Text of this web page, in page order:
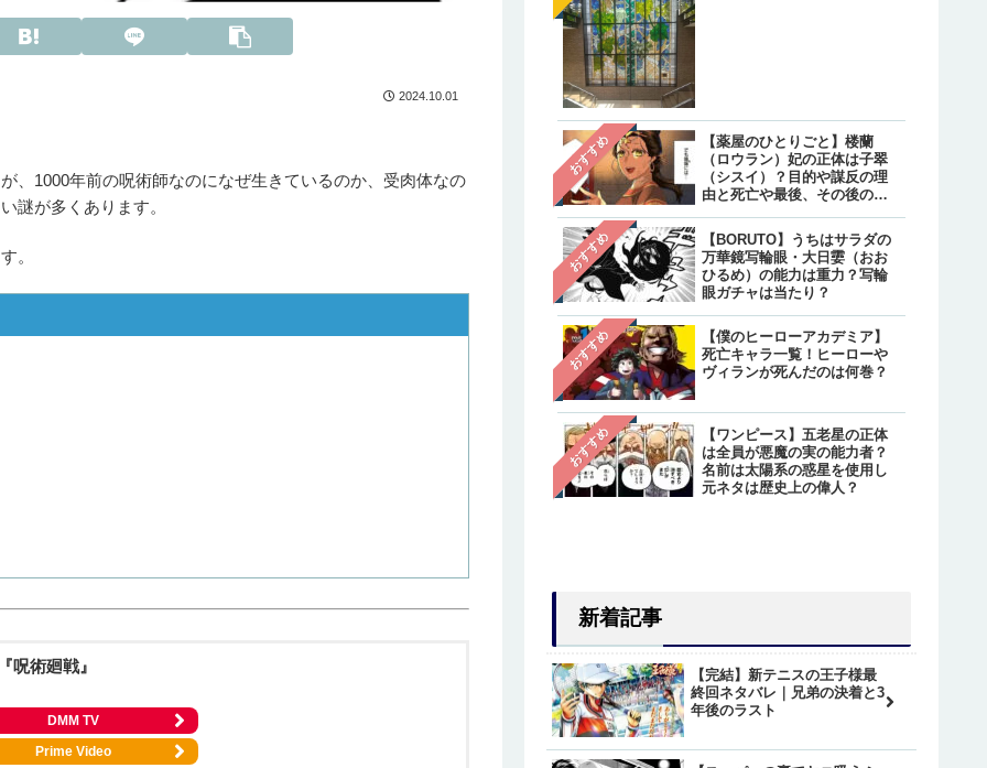
2024.10.01
、1000年前の呪術師なのになぜ生きているのか、受肉体なの
謎が多くあります。
。
呪術廻戦』
DMM TV
Prime Video
おすすめ
【薬屋のひとりごと】楼蘭
（ロウラン）妃の正体は子翠
（シスイ）？目的や謀反の理
由と死亡や最後、その後の生
おすすめ
【BORUTO】うちはサラダの
万華鏡写輪眼・大日孁（おお
ひるめ）の能力は重力？写輪
眼ガチャは当たり？
おすすめ
【僕のヒーローアカデミア】
死亡キャラ一覧！ヒーローや
ヴィランが死んだのは何巻？
おすすめ
【ワンピース】五老星の正体
は全員が悪魔の実の能力者？
名前は太陽系の惑星を使用し
元ネタは歴史上の偉人？
注目
【炎炎ノ消防隊】森羅の母
親・万里日下部（マリク
ベ）の正体は？実は生き
て最後はどうなった？
注目
【呪術廻戦】乙骨憂太の
後は？結婚相手は禪院真
続編で死亡しリカの指輪
へ継承
新着記事
【完結】新テニスの王子様最
終回ネタバレ｜兄弟の決着と3
年後のラスト